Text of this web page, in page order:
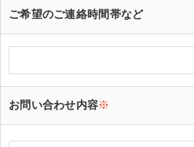
ご希望のご連絡時間帯など
お問い合わせ内容※